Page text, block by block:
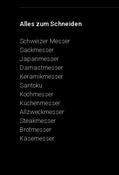
Alles zum Schneiden
Schweizer Messer
Sackmesser
Japanmesser
Damastmesser
Keramikmesser
Santoku
Kochmesser
Küchenmesser
Allzweckmesser
Steakmesser
Brotmesser
Käsemesser